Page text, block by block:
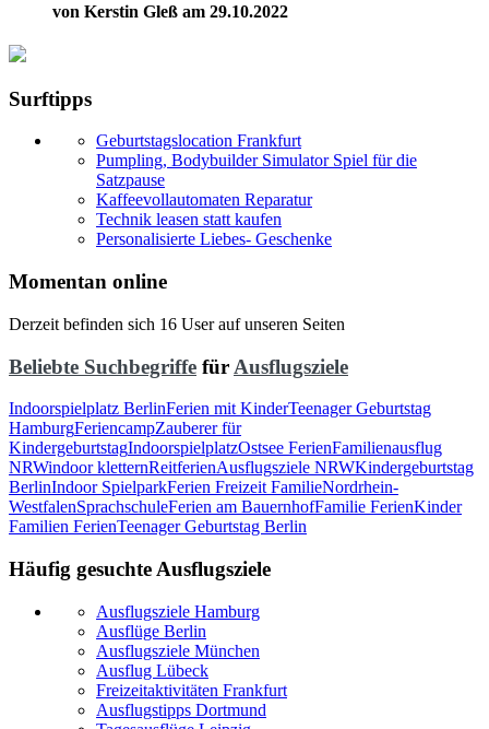
von Kerstin Gleß am 29.10.2022
Surftipps
Geburtstagslocation Frankfurt
Pumpling, Bodybuilder Simulator Spiel für die
Satzpause
Kaffeevollautomaten Reparatur
Technik leasen statt kaufen
Personalisierte Liebes- Geschenke
Momentan online
Derzeit befinden sich 16 User auf unseren Seiten
Beliebte Suchbegriffe für Ausflugsziele
Indoorspielplatz BerlinFerien mit KinderTeenager Geburtstag
HamburgFeriencampZauberer für
KindergeburtstagIndoorspielplatzOstsee FerienFamilienausflug
NRWindoor kletternReitferienAusflugsziele NRWKindergeburtstag
BerlinIndoor SpielparkFerien Freizeit FamilieNordrhein-
WestfalenSprachschuleFerien am BauernhofFamilie FerienKinder
Familien FerienTeenager Geburtstag Berlin
Häufig gesuchte Ausflugsziele
Ausflugsziele Hamburg
Ausflüge Berlin
Ausflugsziele München
Ausflug Lübeck
Freizeitaktivitäten Frankfurt
Ausflugstipps Dortmund